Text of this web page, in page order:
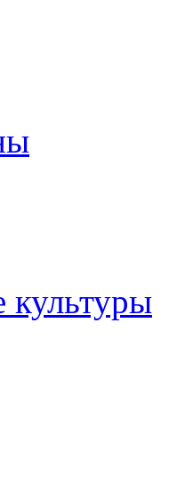
культуры